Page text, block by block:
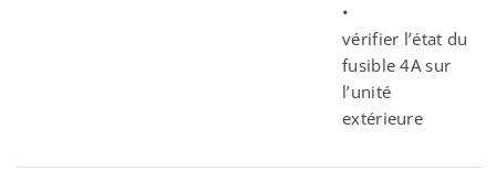
•
vérifier l’état du
fusible 4A sur
l’unité
extérieure